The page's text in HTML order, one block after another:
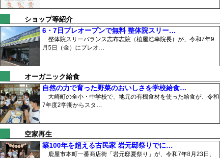
ショップ等紹介
6・7日プレオープンで無料 整体院スリー…
整体院スリーバランス志布志院（植屋浩幸院長）が、令和7年9
月5日（金）にプレオ…
オーガニック給食
自然の力で育った野菜のおいしさを学校給食…
大崎町の全小・中学校で、地元の有機食材を使った給食が、令和
7年度2学期からスタ…
空家再生
築100年を超える古民家 岩元邸祭りでに…
鹿屋市本町一番商店街「岩元邸夏祭り」が、令和7年8月23日、